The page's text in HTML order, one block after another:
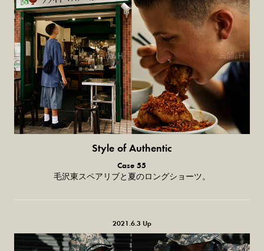
Style of Authentic
普通の服、
普通のスタイル。
Case 55
毛沢東スペアリブと夏のロングショーツ。
2021.6.3 Up